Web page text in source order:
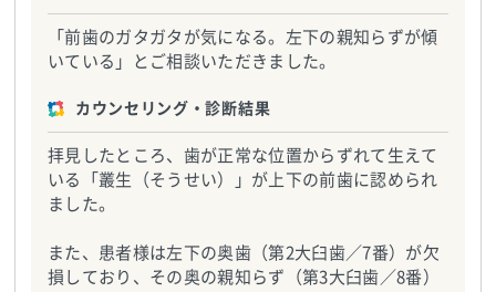
「前歯のガタガタが気になる。左下の親知らずが傾
いている」とご相談いただきました。
カウンセリング・診断結果
拝見したところ、歯が正常な位置からずれて生えて
いる「叢生（そうせい）」が上下の前歯に認められ
ました。
また、患者様は左下の奥歯（第2大臼歯／7番）が欠
損しており、その奥の親知らず（第3大臼歯／8番）